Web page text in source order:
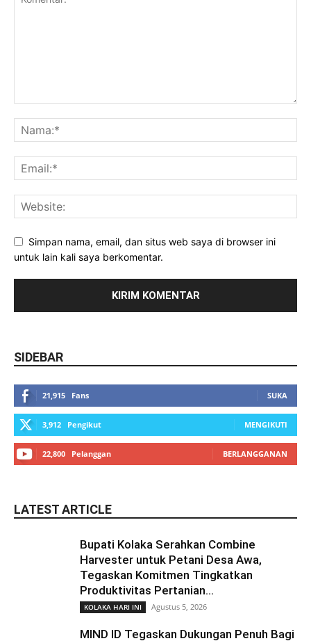
Simpan nama, email, dan situs web saya di browser ini
untuk lain kali saya berkomentar.
SIDEBAR
21,915 Fans SUKA
3,912 Pengikut MENGIKUTI
22,800 Pelanggan BERLANGGANAN
LATEST ARTICLE
Bupati Kolaka Serahkan Combine
Harvester untuk Petani Desa Awa,
Tegaskan Komitmen Tingkatkan
Produktivitas Pertanian...
KOLAKA HARI INI Agustus 5, 2026
MIND ID Tegaskan Dukungan Penuh Bagi